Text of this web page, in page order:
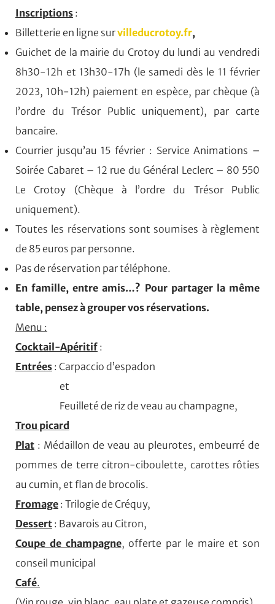
Inscriptions :
Billetterie en ligne survilleducrotoy.fr,
Guichet de la mairie du Crotoy du lundi au vendredi
8h30-12h et 13h30-17h (le samedi dès le 11 février
2023, 10h-12h) paiement en espèce, par chèque (à
l’ordre du Trésor Public uniquement), par carte
bancaire.
Courrier jusqu’au 15 février : Service Animations –
Soirée Cabaret – 12 rue du Général Leclerc – 80 550
Le Crotoy (Chèque à l’ordre du Trésor Public
uniquement).
Toutes les réservations sont soumises à règlement
de 85 euros par personne.
Pas de réservation par téléphone.
En famille, entre amis…? Pour partager la même
table, pensez à grouper vos réservations.
Menu :
Cocktail-Apéritif :
Entrées : Carpaccio d’espadon
et
Feuilleté de riz de veau au champagne,
Trou picard
Plat : Médaillon de veau au pleurotes, embeurré de
pommes de terre citron-ciboulette, carottes rôties
au cumin, et flan de brocolis.
Fromage : Trilogie de Créquy,
Dessert : Bavarois au Citron,
Coupe de champagne, offerte par le maire et son
conseil municipal
Café.